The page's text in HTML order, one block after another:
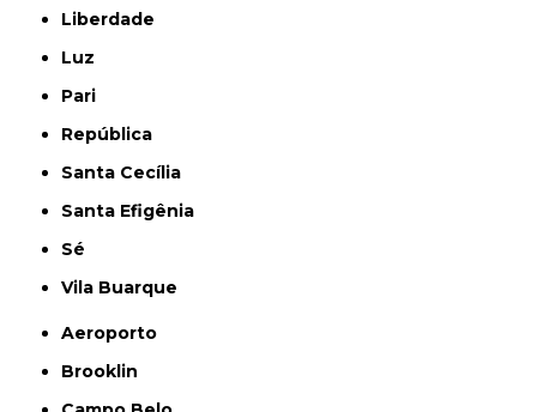
Liberdade
Luz
Pari
República
Santa Cecília
Santa Efigênia
Sé
Vila Buarque
Aeroporto
Brooklin